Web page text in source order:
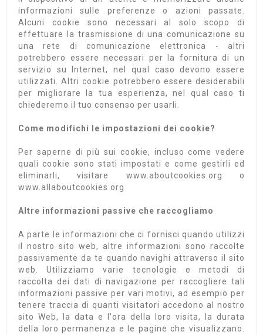
informazioni sulle preferenze o azioni passate.
Alcuni cookie sono necessari al solo scopo di
effettuare la trasmissione di una comunicazione su
una rete di comunicazione elettronica - altri
potrebbero essere necessari per la fornitura di un
servizio su Internet, nel qual caso devono essere
utilizzati. Altri cookie potrebbero essere desiderabili
per migliorare la tua esperienza, nel qual caso ti
chiederemo il tuo consenso per usarli.
Come modifichi le impostazioni dei cookie?
Per saperne di più sui cookie, incluso come vedere
quali cookie sono stati impostati e come gestirli ed
eliminarli, visitare www.aboutcookies.org o
www.allaboutcookies.org
Altre informazioni passive che raccogliamo
A parte le informazioni che ci fornisci quando utilizzi
il nostro sito web, altre informazioni sono raccolte
passivamente da te quando navighi attraverso il sito
web. Utilizziamo varie tecnologie e metodi di
raccolta dei dati di navigazione per raccogliere tali
informazioni passive per vari motivi, ad esempio per
tenere traccia di quanti visitatori accedono al nostro
sito Web, la data e l'ora della loro visita, la durata
della loro permanenza e le pagine che visualizzano.